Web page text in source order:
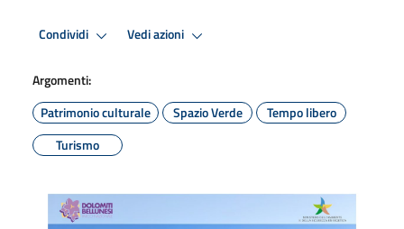
Condividi Vedi azioni
Argomenti:
Patrimonio culturale
Spazio Verde
Tempo libero
Turismo